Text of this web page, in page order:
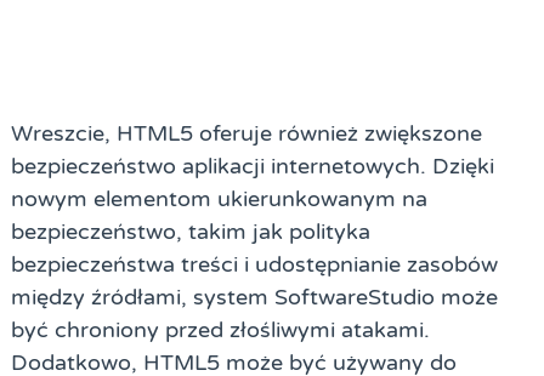
Wreszcie, HTML5 oferuje również zwiększone
bezpieczeństwo aplikacji internetowych. Dzięki
nowym elementom ukierunkowanym na
bezpieczeństwo, takim jak polityka
bezpieczeństwa treści i udostępnianie zasobów
między źródłami, system SoftwareStudio może
być chroniony przed złośliwymi atakami.
Dodatkowo, HTML5 może być używany do